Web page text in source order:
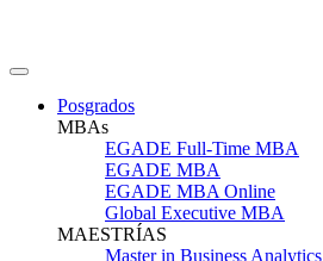
Posgrados
MBAs
EGADE Full-Time MBA
EGADE MBA
EGADE MBA Online
Global Executive MBA
MAESTRÍAS
Master in Business Analytics